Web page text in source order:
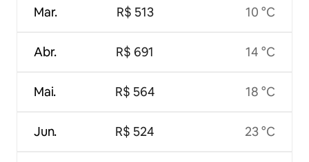
Mar.
Abr.
Mai.
Jun.
R$ 513
R$ 691
R$ 564
R$ 524
10 °C
14 °C
18 °C
23 °C